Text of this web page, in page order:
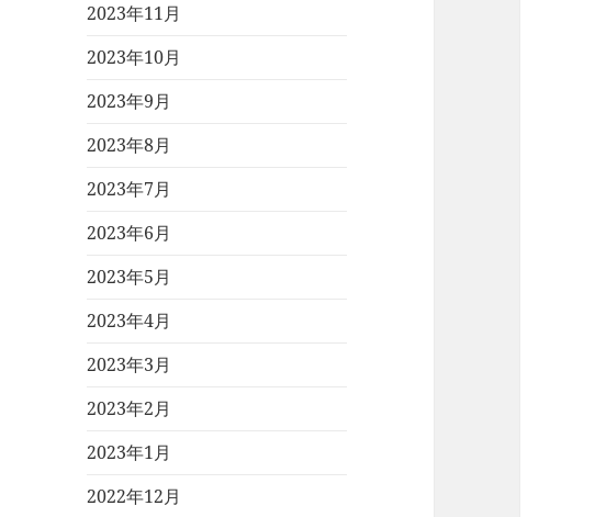
2023年11月
2023年10月
2023年9月
2023年8月
2023年7月
2023年6月
2023年5月
2023年4月
2023年3月
2023年2月
2023年1月
2022年12月